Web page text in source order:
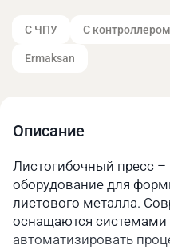
С ЧПУ С контроллером
Ermaksan
Описание
Листогибочный пресс
оборудование для
листового металла.
оснащаются системами
автоматизировать